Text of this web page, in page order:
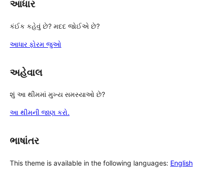
આધાર
કંઈક કહેવું છે? મદદ જોઈએ છે?
આધાર ફોરમ જુઓ
અહેવાલ
શું આ થીમમાં મુખ્ય સમસ્યાઓ છે?
આ થીમની જાણ કરો.
ભાષાંતર
This theme is available in the following languages: English